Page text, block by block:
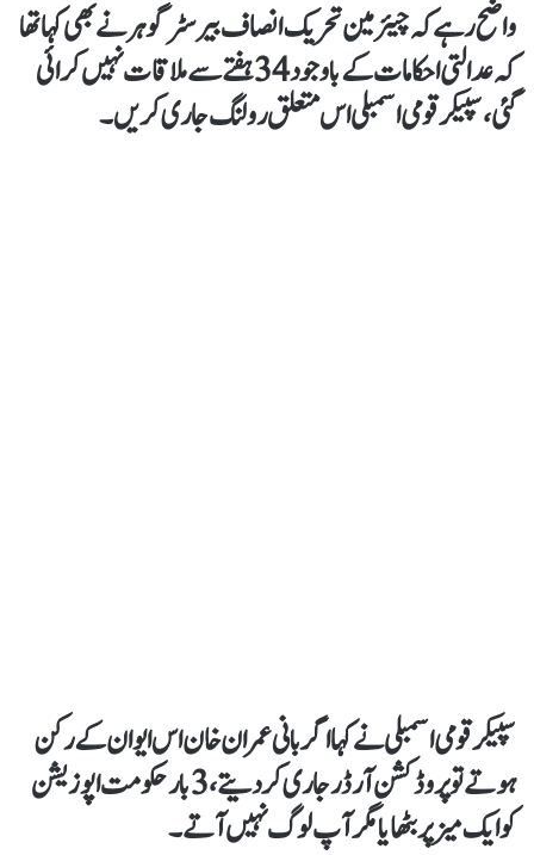
واضح رہے کہ چیئرمین تحریک انصاف بیرسٹر گوہر نے بھی کہا تھا
کہ عدالتی احکامات کے باوجود 34 ہفتے سے ملاقات نہیں کرائی
گئی،سپیکر قومی اسمبلی اس متعلق رولنگ جاری کریں۔
سپیکر قومی اسمبلی نے کہا اگر بانی عمران خان اس ایوان کے رکن
ہوتے تو پروڈکشن آرڈر جاری کردیتے، 3 بار حکومت اپوزیشن
کو ایک میز پر بٹھایا مگر آپ لوگ نہیں آتے۔